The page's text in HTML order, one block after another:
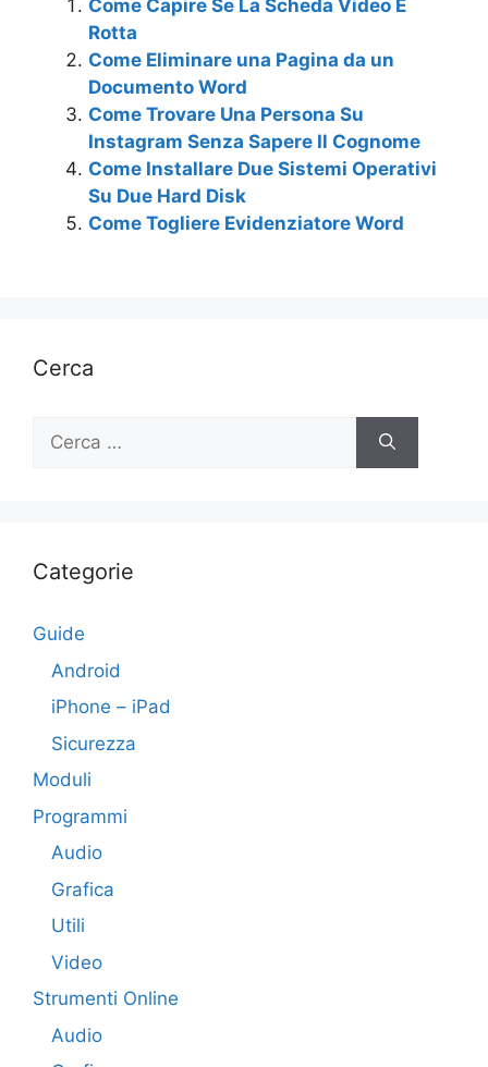
Come Capire Se La Scheda Video È
Rotta
Come Eliminare una Pagina da un
Documento Word
Come Trovare Una Persona Su
Instagram Senza Sapere Il Cognome
Come Installare Due Sistemi Operativi
Su Due Hard Disk
Come Togliere Evidenziatore Word
Cerca
Ricerca
Categorie
Guide
Android
iPhone – iPad
Sicurezza
Moduli
Programmi
Audio
Grafica
Utili
Video
Strumenti Online
Audio